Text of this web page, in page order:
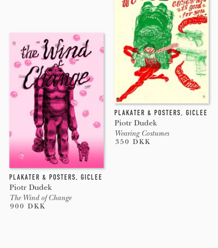
PLAKATER & POSTERS, GICLEE
Piotr Dudek
Wearing Costumes
350 DKK
PLAKATER & POSTERS, GICLEE
Piotr Dudek
The Wind of Change
900 DKK